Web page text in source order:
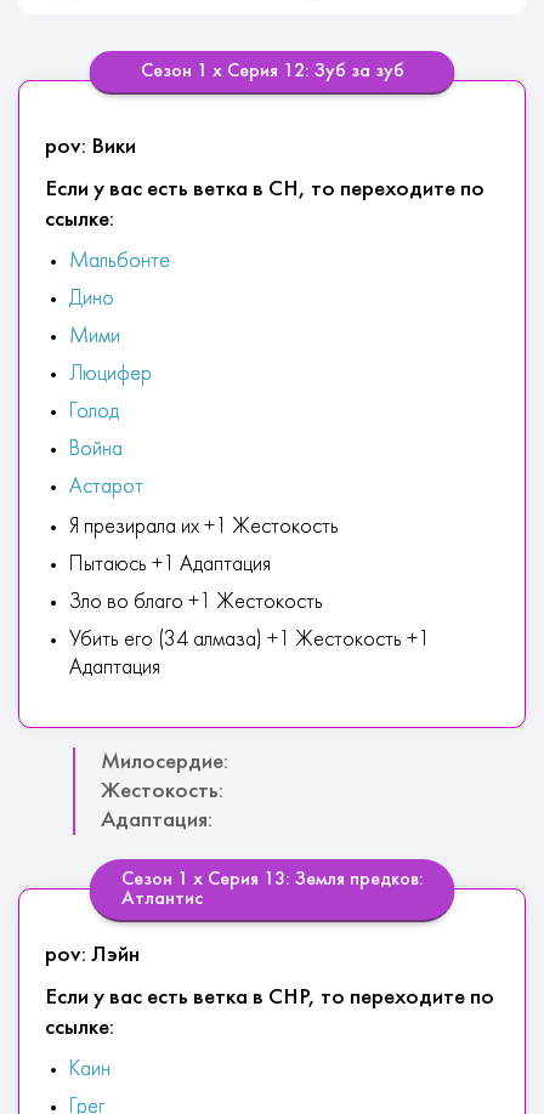
Сезон 1 х Серия 12: Зуб за зуб
pov: Вики
Если у вас есть ветка в СН, то переходите по
ссылке:
Мальбонте
Дино
Мими
Люцифер
Голод
Война
Астарот
Я презирала их +1 Жестокость
Пытаюсь +1 Адаптация
Зло во благо +1 Жестокость
Убить его (34 алмаза) +1 Жестокость +1
Адаптация
Милосердие:
Жестокость:
Адаптация:
Сезон 1 х Серия 13: Земля предков:
Атлантис
pov: Лэйн
Если у вас есть ветка в СНР, то переходите по
ссылке:
Каин
Грег